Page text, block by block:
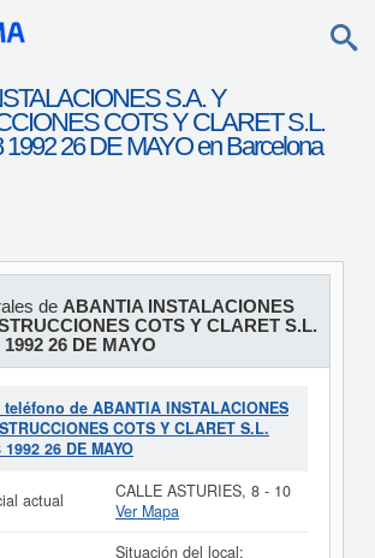
S.A. Y
COTS Y CLARET S.L.
26 DE MAYO en Barcelona
de ABANTIA INSTALACIONES
COTS Y CLARET S.L.
26 DE MAYO
de ABANTIA INSTALACIONES
COTS Y CLARET S.L.
26 DE MAYO
actual
CALLE ASTURIES, 8 - 10
Ver Mapa
Situación del local: